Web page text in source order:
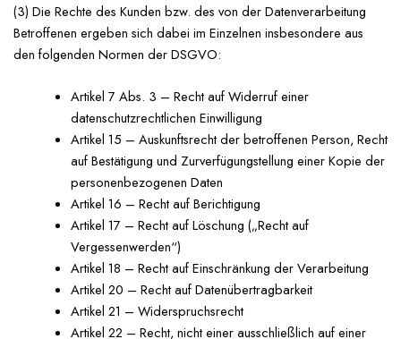
(3) Die Rechte des Kunden bzw. des von der Datenverarbeitung
Betroffenen ergeben sich dabei im Einzelnen insbesondere aus
den folgenden Normen der DSGVO:
Artikel 7 Abs. 3 – Recht auf Widerruf einer
datenschutzrechtlichen Einwilligung
Artikel 15 – Auskunftsrecht der betroffenen Person, Recht
auf Bestätigung und Zurverfügungstellung einer Kopie der
personenbezogenen Daten
Artikel 16 – Recht auf Berichtigung
Artikel 17 – Recht auf Löschung („Recht auf
Vergessenwerden“)
Artikel 18 – Recht auf Einschränkung der Verarbeitung
Artikel 20 – Recht auf Datenübertragbarkeit
Artikel 21 – Widerspruchsrecht
Artikel 22 – Recht, nicht einer ausschließlich auf einer